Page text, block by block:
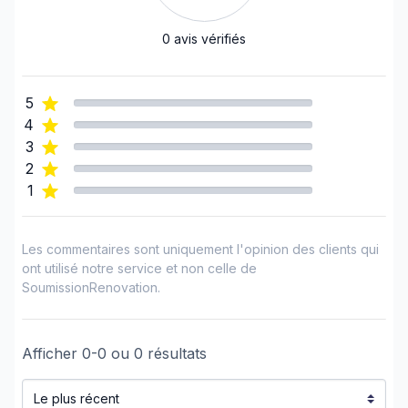
0 avis vérifiés
5
4
3
2
1
Les commentaires sont uniquement l'opinion des clients qui
ont utilisé notre service et non celle de
SoumissionRenovation.
Afficher 0-0 ou 0 résultats